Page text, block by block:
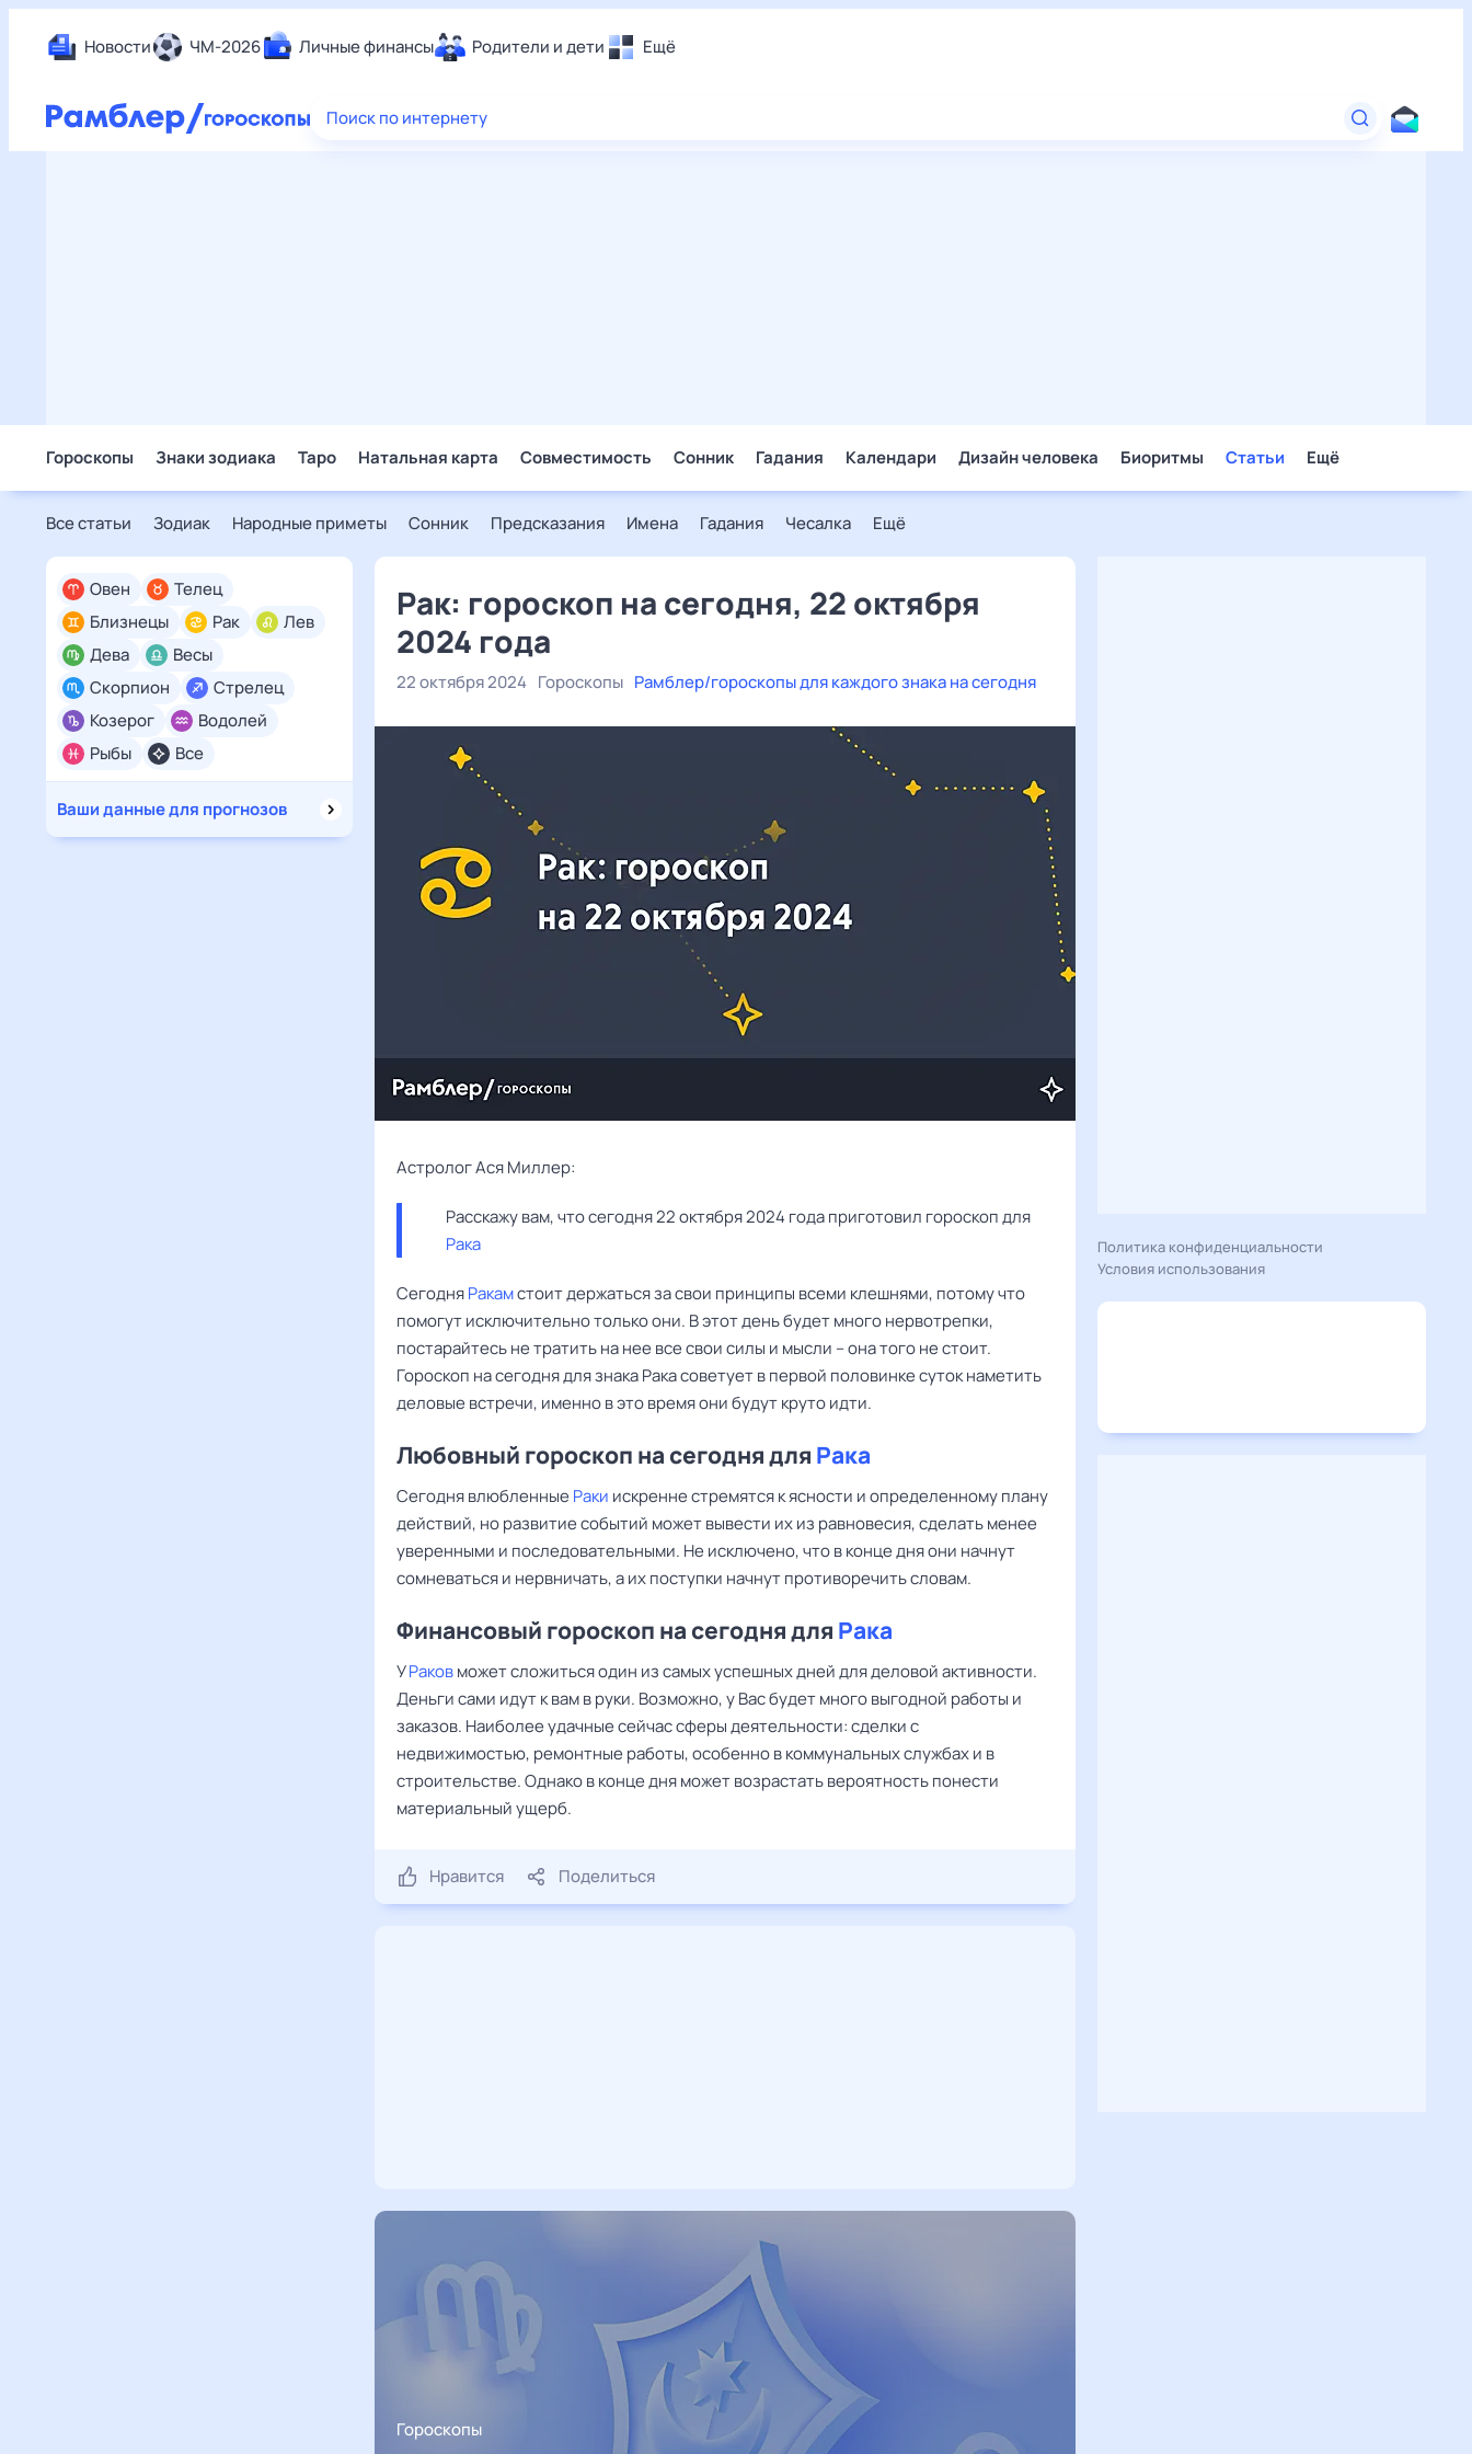
Новости ЧМ-2026 Личные финансы Родители и дети Ещё
Еда
Поиск по интернету
Гороскопы Знаки зодиака Таро Натальная карта Совместимость Сонник Гадания Календари Дизайн человека Биоритмы Статьи Ещё
Все статьи Зодиак Народные приметы Сонник Предсказания Имена Гадания Чесалка Ещё
Все
Овен
Телец
Близнецы
Рак
Лев
Дева
Весы
Скорпион
Стрелец
Козерог
Водолей
Рыбы
Ваши данные для прогнозов
Рак: гороскоп на сегодня, 22 октября
2024 года
22 октября 2024 Гороскопы Рамблер/гороскопы для каждого знака на сегодня
Астролог Ася Миллер:
Рака
СегодняРакамстоит держаться за свои принципы всеми клешнями, потому что
помогут исключительно только они. В этот день будет много нервотрепки,
постарайтесь не тратить на нее все свои силы и мысли – она того не стоит.
Гороскоп на сегодня для знака Рака советует в первой половинке суток наметить
деловые встречи, именно в это время они будут круто идти.
Любовный гороскоп на сегодня для Рака
Сегодня влюбленные Раки искренне стремятся к ясности и определенному плану
действий, но развитие событий может вывести их из равновесия, сделать менее
уверенными и последовательными. Не исключено, что в конце дня они начнут
сомневаться и нервничать, а их поступки начнут противоречить словам.
Финансовый гороскоп на сегодня для Рака
УРаковможет сложиться один из самых успешных дней для деловой активности.
Деньги сами идут к вам в руки. Возможно, у Вас будет много выгодной работы и
заказов. Наиболее удачные сейчас сферы деятельности: сделки с
недвижимостью, ремонтные работы, особенно в коммунальных службах и в
строительстве. Однако в конце дня может возрастать вероятность понести
материальный ущерб.
Нравится Поделиться
Гороскопы
Политика конфиденциальности
Условия использования